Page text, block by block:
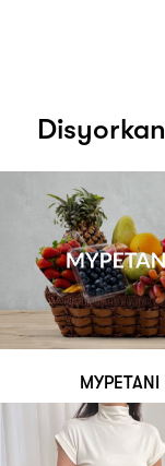
Disyorkan
MYPETANI